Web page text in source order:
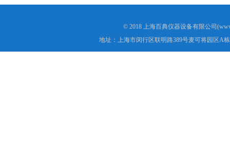
© 2018 上海百典仪器设备有限公司
地址：上海市闵行区联明路389号麦可将园区A